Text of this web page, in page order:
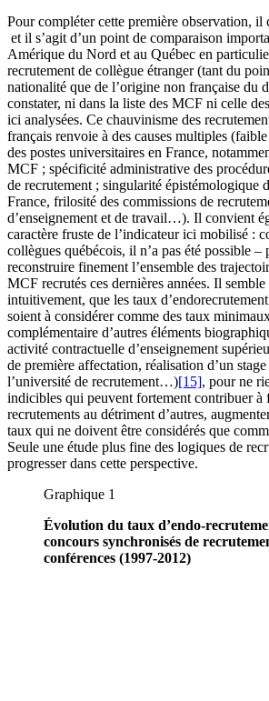
Pour compléter cette première observation, il
et il s’agit d’un point de comparaison
Amérique du Nord et au Québec en
recrutement de collègue étranger (tant du
nationalité que de l’origine non française du
constater, ni dans la liste des MCF ni celle
ici analysées. Ce chauvinisme des
français renvoie à des causes multiples
des postes universitaires en France,
MCF ; spécificité administrative des
de recrutement ; singularité épistémologique
France, frilosité des commissions de
d’enseignement et de travail…). Il convient
caractère fruste de l’indicateur ici mobilisé :
collègues québécois, il n’a pas été possible –
reconstruire finement l’ensemble des
MCF recrutés ces dernières années. Il
intuitivement, que les taux
soient à considérer comme des taux
complémentaire d’autres éléments
activité contractuelle d’enseignement
de première affectation, réalisation d’un
l’université de recrutement…)[15], pour ne
indicibles qui peuvent fortement contribuer à
recrutements au détriment d’autres,
taux qui ne doivent être considérés que
Seule une étude plus fine des logiques de
progresser dans cette perspective.
Graphique 1
Évolution du taux d’endo-
concours synchronisés de
conférences (1997-2012)